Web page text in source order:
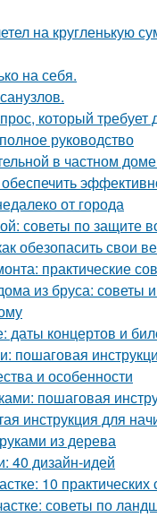
на кругленькую
на себя.
который требует
руководство
в частном
от города
советы по защите
обезопасить свои
практические
из бруса: советы
даты концертов и
пошаговая
и особенности
пошаговая
инструкция для
из дерева
40 дизайн-идей
10 практических
советы по